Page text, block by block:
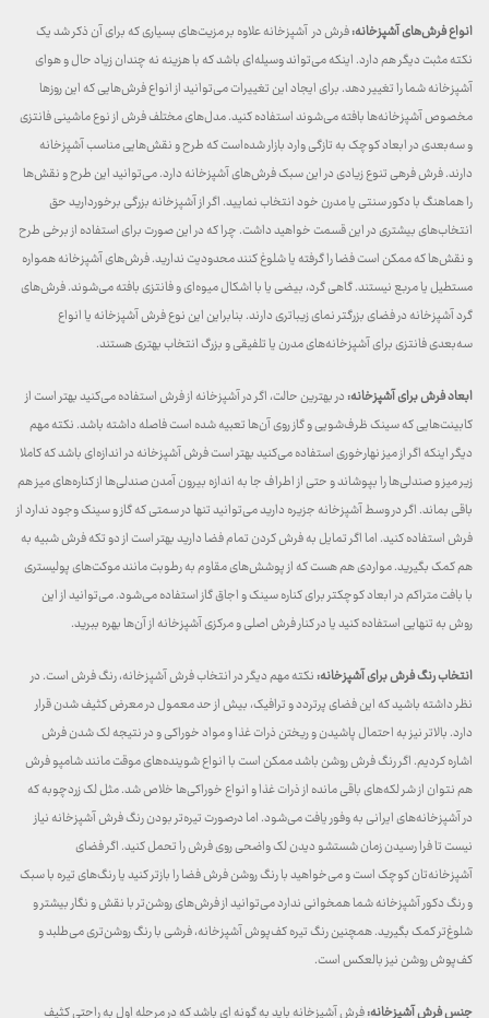
انواع فرش‌های آشپزخانه:فرش در آشپزخانه علاوه بر مزیت‌های بسیاری که برای آن ذکر شد یک
نکته مثبت دیگر هم دارد. اینکه می‌تواند وسیله‌ای باشد که با هزینه نه چندان زیاد حال و هوای
آشپزخانه شما را تغییر دهد. برای ایجاد این تغییرات می‌توانید از انواع فرش‌هایی که این روزها
مخصوص آشپزخانه‌ها بافته می‌شوند استفاده کنید. مدل‌های مختلف فرش‌ از نوع ماشینی فانتزی
و سه‌بعدی در ابعاد کوچک به تازگی وارد بازار شده‌است که طرح و نقش‌هایی مناسب آشپزخانه
دارند. فرش فرهی تنوع زیادی در این سبک فرش‌های آشپزخانه دارد. می‌توانید این طرح و نقش‌ها
را هماهنگ با دکور سنتی یا مدرن خود انتخاب نمایید. اگر از آشپزخانه بزرگی برخوردارید حق
انتخاب‌های بیشتری در این قسمت خواهید داشت. چرا که در این صورت برای استفاده از برخی طرح
و نقش‌ها که ممکن است فضا را گرفته یا شلوغ کنند محدودیت ندارید. فرش‌های آشپزخانه همواره
مستطیل یا مربع نیستند. گاهی گرد، بیضی یا با اشکال میوه‌ای و فانتزی بافته می‌شوند. فرش‌های
گرد آشپزخانه در فضای بزرگتر نمای زیباتری دارند. بنابراین این نوع فرش آشپزخانه یا انواع
سه‌بعدی فانتزی برای آشپزخانه‌های مدرن یا تلفیقی و بزرگ انتخاب بهتری هستند.
ابعاد فرش برای آشپزخانه:در بهترین حالت، اگر در آشپزخانه از فرش استفاده می‌کنید بهتر است از
کابینت‌هایی که سینک ظرف‌شویی و گاز روی آن‌ها تعبیه شده است فاصله داشته باشد. نکته‌ مهم
دیگر اینکه اگر از میز نهارخوری استفاده می‌کنید بهتر است فرش آشپزخانه در اندازه‌ای باشد که کاملا
زیر میز و صندلی‌ها را بپوشاند و حتی از اطراف جا به اندازه بیرون آمدن صندلی‌ها از کناره‌های میز هم
باقی بماند. اگر در وسط آشپزخانه جزیره دارید می‌توانید تنها در سمتی که گاز و سینک وجود ندارد از
فرش استفاده کنید. اما اگر تمایل به فرش کردن تمام فضا دارید بهتر است از دو تکه فرش شبیه به
هم کمک بگیرید. مواردی هم هست که از پوشش‌های مقاوم به رطوبت مانند موکت‌های پولیستری
با بافت متراکم در ابعاد کوچکتر برای کناره سینک و اجاق گاز استفاده می‌شود. می‌توانید از این
روش به تنهایی استفاده کنید یا در کنار فرش اصلی و مرکزی آشپزخانه از آن‌ها بهره ببرید.
انتخاب رنگ فرش برای آشپزخانه:نکته مهم دیگر در انتخاب فرش آشپزخانه، رنگ فرش است. در
نظر داشته باشید که این فضای پرتردد و ترافیک، بیش از حد معمول در معرض کثیف شدن قرار
دارد. بالاتر نیز به احتمال پاشیدن و ریختن ذرات غذا و مواد خوراکی و در نتیجه لک شدن فرش
اشاره کردیم. اگر رنگ فرش روشن باشد ممکن است با انواع شوینده‌های موقت مانند شامپو فرش
هم نتوان از شر لکه‌های باقی مانده از ذرات غذا و انواع خوراکی‌ها خلاص شد. مثل لک زردچوبه که
در آشپزخانه‌های ایرانی به وفور یافت می‌شود. اما درصورت تیره‌تر بودن رنگ فرش آشپزخانه نیاز
نیست تا فرا رسیدن زمان شستشو دیدن لک واضحی روی فرش را تحمل کنید. اگر فضای
آشپزخانه‌تان کوچک است و می‌خواهید با رنگ روشن فرش فضا را بازتر کنید یا رنگ‌های تیره با سبک
و رنگ دکور آشپزخانه شما همخوانی ندارد می‌توانید از فرش‌های روشن‌تر با نقش و نگار بیشتر و
شلوغ‌تر کمک بگیرید. همچنین رنگ تیره کف‌پوش آشپزخانه، فرشی با رنگ روشن‌تری می‌طلبد و
کف‌پوش روشن نیز بالعکس است.
جنس فرش آشپزخانه:فرش آشپزخانه باید به گونه ای باشد که در مرحله اول به راحتی کثیف